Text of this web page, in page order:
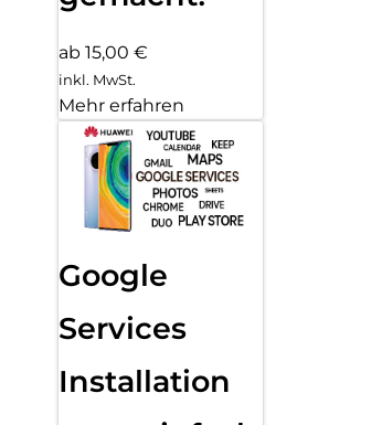
ab 15,00 €
inkl. MwSt.
Mehr erfahren
Google
Services
Installation